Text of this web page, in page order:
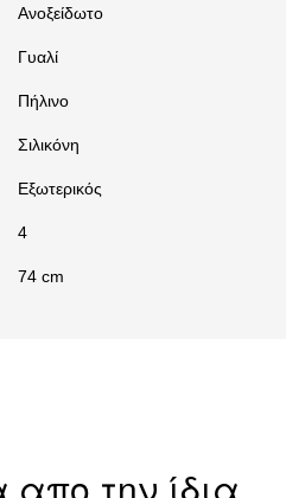
Ανοξείδωτο
Γυαλί
Πήλινο
Σιλικόνη
Εξωτερικός
4
74 cm
απο την ίδια